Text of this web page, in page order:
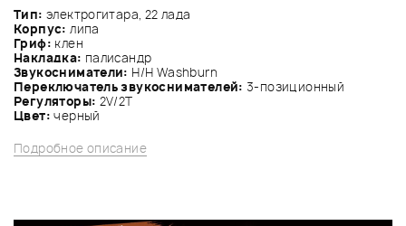
Тип: электрогитара, 22 лада
Корпус: липа
Гриф: клен
Накладка: палисандр
Звукосниматели: H/H Washburn
Переключатель звукоснимателей: 3-позиционный
Регуляторы: 2V/2T
Цвет:черный
Подробное описание